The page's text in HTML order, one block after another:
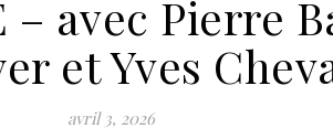
– avec Pierre
et Yves
avril 3, 2026